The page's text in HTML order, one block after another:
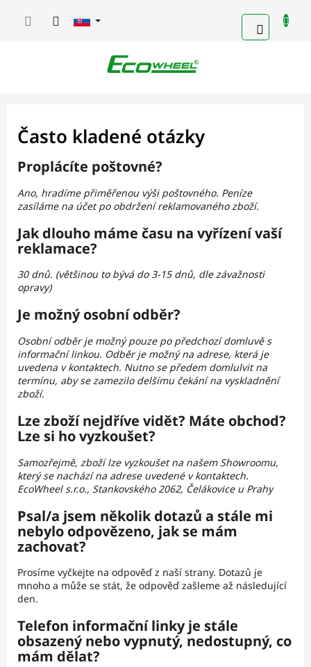
KOŠÍK
Často kladené otázky
Proplácíte poštovné?
Ano, hradíme přiměřenou výši poštovného. Peníze
zasíláme na účet po obdržení reklamovaného zboží.
Jak dlouho máme času na vyřízení vaší
reklamace?
30 dnů. (většinou to bývá do 3-15 dnů, dle závažnosti
opravy)
Je možný osobní odběr?
Osobní odběr je možný pouze po předchozí domluvě s
informační linkou. Odběr je možný na adrese, která je
uvedena v kontaktech. Nutno se předem domlulvit na
termínu, aby se zamezilo delšímu čekání na vyskladnění
zboží.
Lze zboží nejdříve vidět? Máte obchod?
Lze si ho vyzkoušet?
Samozřejmě, zboží lze vyzkoušet na našem Showroomu,
který se nachází na adrese uvedené v kontaktech.
EcoWheel s.r.o., Stankovského 2062, Čelákovice u Prahy
Psal/a jsem několik dotazů a stále mi
nebylo odpovězeno, jak se mám
zachovat?
Prosíme vyčkejte na odpověď z naší strany. Dotazů je
mnoho a může se stát, že odpověď zašleme až následující
den.
Telefon informační linky je stále
obsazený nebo vypnutý, nedostupný, co
mám dělat?